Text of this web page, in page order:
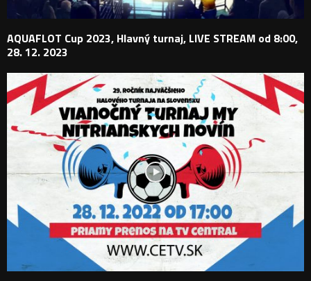
AQUAFLOT Cup 2023, Hlavný turnaj, LIVE STREAM od 8:00,
28. 12. 2023